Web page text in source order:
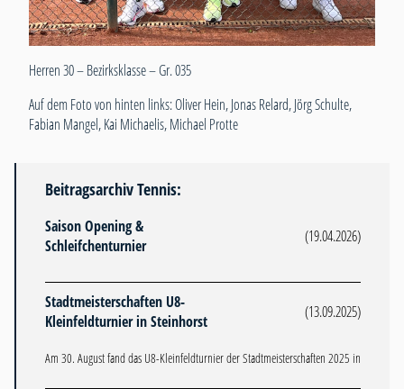
Herren 30 – Bezirksklasse – Gr. 035
Auf dem Foto von hinten links: Oliver Hein, Jonas Relard, Jörg Schulte,
Fabian Mangel, Kai Michaelis, Michael Protte
Beitragsarchiv Tennis:
Saison Opening &
Schleifchenturnier
(19.04.2026)
Stadtmeisterschaften U8-
Kleinfeldturnier in Steinhorst
(13.09.2025)
Am 30. August fand das U8-Kleinfeldturnier der Stadtmeisterschaften 2025 in